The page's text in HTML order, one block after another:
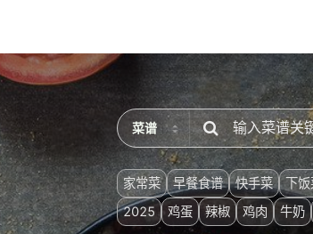
家常菜 早餐食谱 快手菜 下
2025
鸡蛋 辣椒 鸡肉 牛奶